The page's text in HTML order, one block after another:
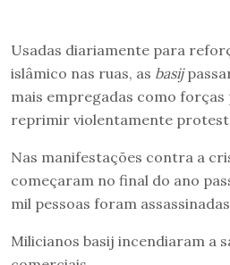
Usadas diariamente para
islâmico nas ruas, as basij
mais empregadas como
reprimir violentamente
Nas manifestações contra a
começaram no final do ano
mil pessoas foram
Milicianos basij incendiaram a